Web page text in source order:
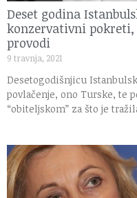
Deset godina
konzervativni pokreti,
provodi
9 travnja, 2021
Desetogodišnjicu
povlačenje, ono Turske, te
“obiteljskom” za što je